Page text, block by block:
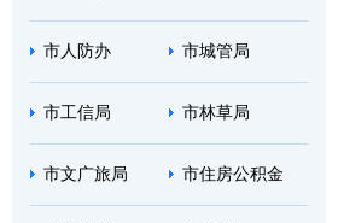
市人防办 市城管局
市工信局 市林草局
市文广旅局 市住房公积金